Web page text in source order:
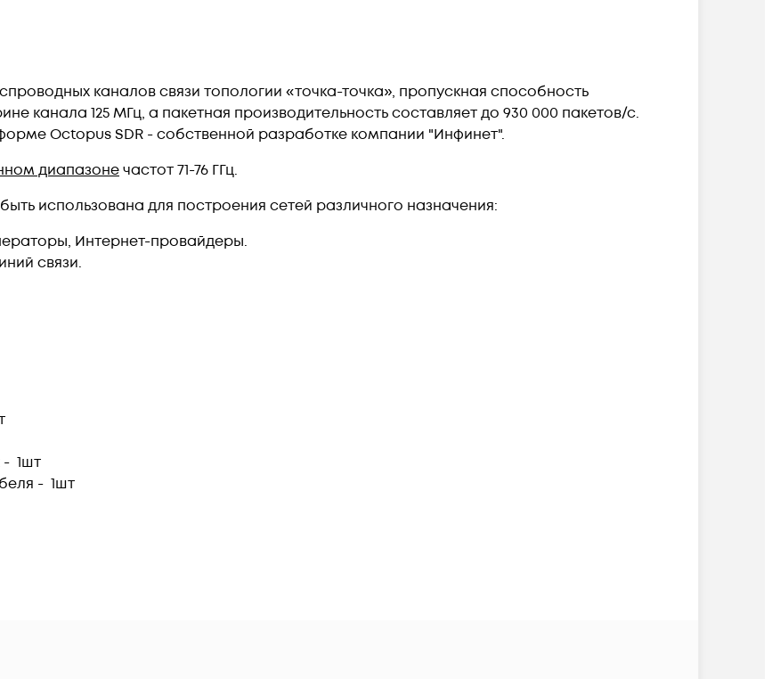
каналов связи топологии «точка-точка», пропускная способность
канала 125 МГц, а пакетная производительность составляет до 930 000 пакетов/с.
Octopus SDR - собственной разработке компании "Инфинет".
диапазонечастот 71-76 ГГц.
использована для построения сетей различного назначения:
Интернет-провайдеры.
связи.
- 1шт
- 1шт